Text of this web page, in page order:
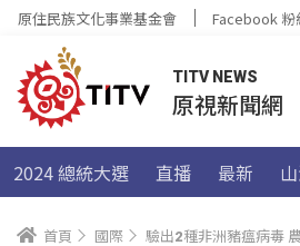
原住民族文化事業基金會 Facebook 粉
TITV NEWS
原視新聞網
2024 總統大選 直播 最新
首頁 國際 驗出2種非洲豬瘟病毒